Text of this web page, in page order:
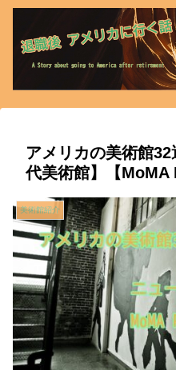
アメリカの美術館
代美術館】【
美術館紹介